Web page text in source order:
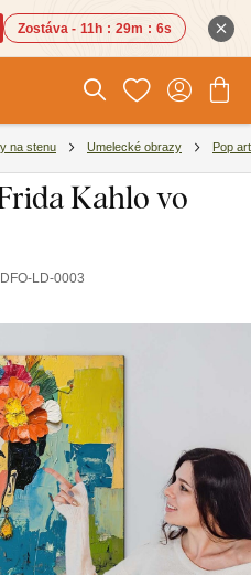
Zostáva - 11h : 29m : 5s
na stenu Umelecké obrazy Pop art
Kahlo vo
DFO-LD-0003